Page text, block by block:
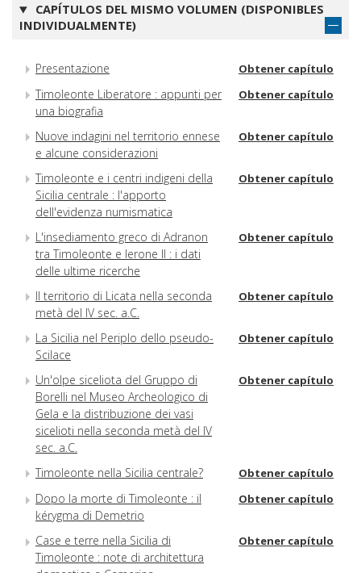
CAPÍTULOS DEL MISMO VOLUMEN (DISPONIBLES
INDIVIDUALMENTE)
Presentazione Obtener capítulo
Timoleonte Liberatore : appunti per
una biografia
Obtener capítulo
Nuove indagini nel territorio ennese
e alcune considerazioni
Obtener capítulo
Timoleonte e i centri indigeni della
Sicilia centrale : l'apporto
dell'evidenza numismatica
Obtener capítulo
L'insediamento greco di Adranon
tra Timoleonte e Ierone II : i dati
delle ultime ricerche
Obtener capítulo
Il territorio di Licata nella seconda
metà del IV sec. a.C.
Obtener capítulo
La Sicilia nel Periplo dello pseudo-
Scilace
Obtener capítulo
Un'olpe siceliota del Gruppo di
Borelli nel Museo Archeologico di
Gela e la distribuzione dei vasi
sicelioti nella seconda metà del IV
sec. a.C.
Obtener capítulo
Timoleonte nella Sicilia centrale? Obtener capítulo
Dopo la morte di Timoleonte : il
kérygma di Demetrio
Obtener capítulo
Case e terre nella Sicilia di
Timoleonte : note di architettura
Obtener capítulo